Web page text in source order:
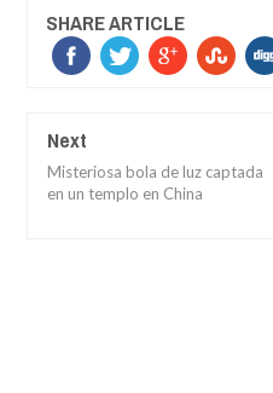
SHARE ARTICLE
Next
Misteriosa bola de luz captada
en un templo en China